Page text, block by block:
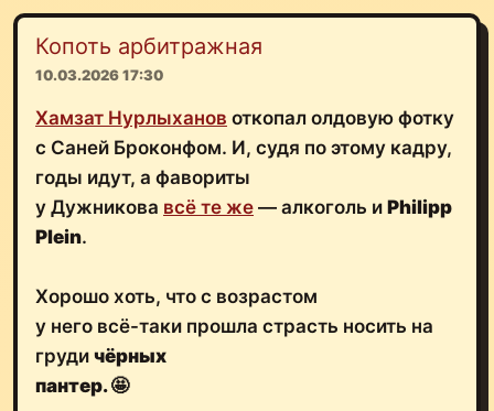
Копоть арбитражная
10.03.2026 17:30
Хамзат Нурлыханов откопал олдовую фотку
с Саней Броконфом. И, судя по этому кадру,
годы идут, а фавориты
у Дужникова всё те же — алкоголь и Philipp
Plein.
Хорошо хоть, что с возрастом
у него всё-таки прошла страсть носить на
груди чёрных
пантер.🤩